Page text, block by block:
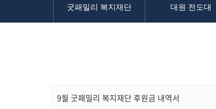
사역자
장로
목현동
굿패밀리 복지재단 대원 전도대
9월 굿패밀리 복지재단 후원금 내역서